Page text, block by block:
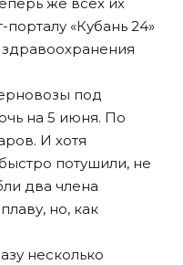
«Кубань 24»
под
на 5 июня. По
И хотя
потушили, не
два члена
но, как
несколько